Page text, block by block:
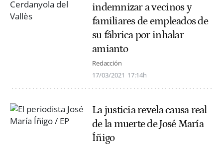
indemnizar a vecinos y
familiares de empleados de
su fábrica por inhalar
amianto
Redacción
17/03/2021 17:14h
La justicia revela causa real
de la muerte de José María
Íñigo